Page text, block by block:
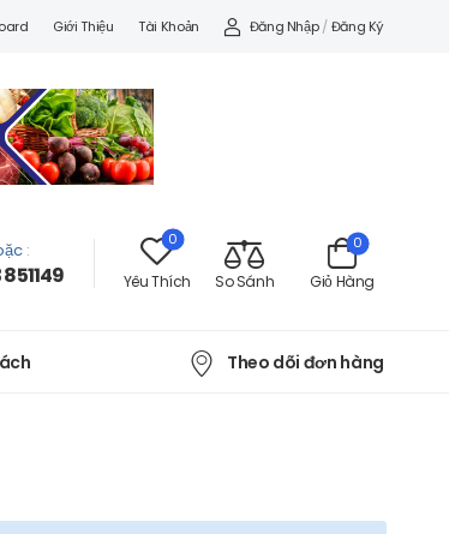
Giới Thiệu Tài Khoản Đăng Nhập / Đăng Ký
:
0
Yêu Thích So Sánh Giỏ Hàng
0
Theo dõi đơn hàng